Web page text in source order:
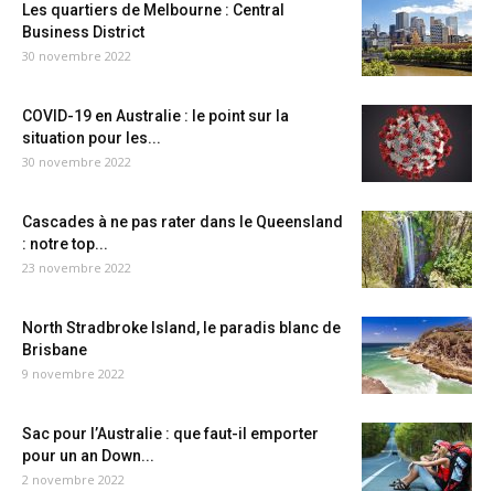
Les quartiers de Melbourne : Central
Business District
30 novembre 2022
COVID-19 en Australie : le point sur la
situation pour les...
30 novembre 2022
Cascades à ne pas rater dans le Queensland
: notre top...
23 novembre 2022
North Stradbroke Island, le paradis blanc de
Brisbane
9 novembre 2022
Sac pour l’Australie : que faut-il emporter
pour un an Down...
2 novembre 2022